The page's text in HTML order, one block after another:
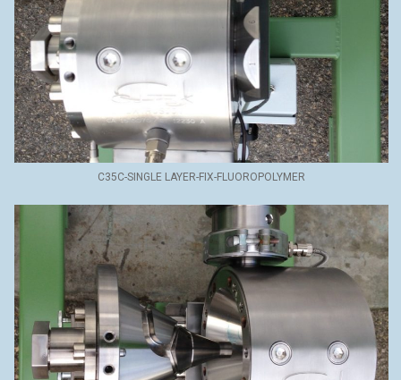
C35C-SINGLE LAYER-FIX-FLUOROPOLYMER